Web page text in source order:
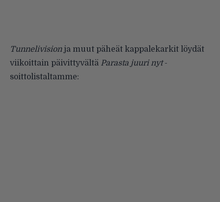
Tunnelivisionja muut päheät kappalekarkit löydät
viikoittain päivittyvältä Parasta juuri nyt-
soittolistaltamme: